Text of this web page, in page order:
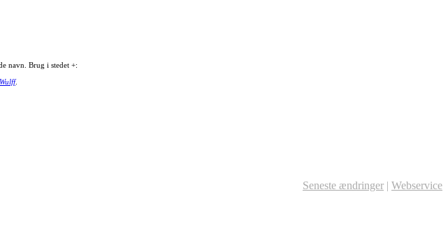
navn. Brug i stedet +:
.
Seneste ændringer | Webservice